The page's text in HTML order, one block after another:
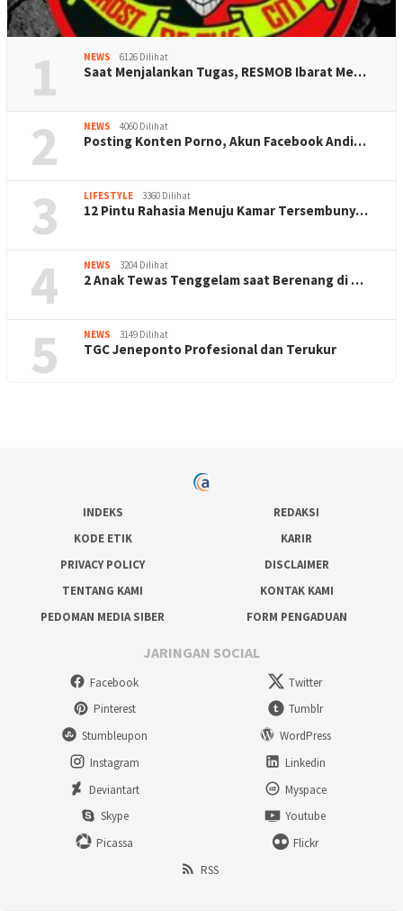
1 NEWS 6126 Dilihat
Saat Menjalankan Tugas, RESMOB Ibarat Me…
2 NEWS 4060 Dilihat
Posting Konten Porno, Akun Facebook Andi…
3 LIFESTYLE 3360 Dilihat
12 Pintu Rahasia Menuju Kamar Tersembuny…
4 NEWS 3204 Dilihat
2 Anak Tewas Tenggelam saat Berenang di …
5 NEWS 3149 Dilihat
TGC Jeneponto Profesional dan Terukur
INDEKS
REDAKSI
KODE ETIK
KARIR
PRIVACY POLICY
DISCLAIMER
TENTANG KAMI
KONTAK KAMI
PEDOMAN MEDIA SIBER
FORM PENGADUAN
JARINGAN SOCIAL
Facebook
Twitter
Pinterest
Tumblr
Stumbleupon
WordPress
Instagram
Linkedin
Deviantart
Myspace
Skype
Youtube
Picassa
Flickr
RSS